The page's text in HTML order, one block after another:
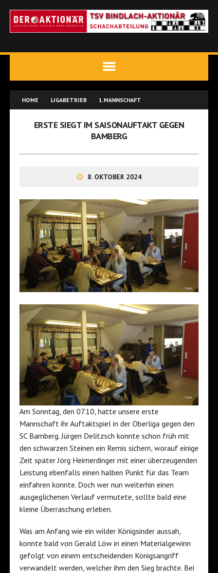
HOME LIGABETRIEB 1.MANNSCHAFT
ERSTE SIEGT IM SAISONAUFTAKT GEGEN
BAMBERG
8. OKTOBER 2024
Am Sonntag, den 07.10, hatte unsere erste
Mannschaft ihr Auftaktspiel in der Oberliga gegen den
SC Bamberg. Jürgen Delitzsch konnte schon früh mit
den schwarzen Steinen ein Remis sichern, worauf einige
Zeit später Jörg Heimerdinger mit einer überzeugenden
Leistung ebenfalls einen halben Punkt für das Team
einfahren konnte. Doch wer nun weiterhin einen
ausgeglichenen Verlauf vermutete, sollte bald eine
kleine Überraschung erleben.
Was am Anfang wie ein wilder Königsinder aussah,
konnte bald von Gerald Löw in einen Materialgewinn
gefolgt von einem entscheidenden Königsangriff
verwandelt werden, welcher ihm den Sieg brachte. Bei